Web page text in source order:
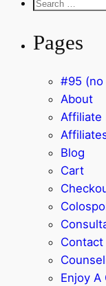
Pages
#95
About
Affiliate
Blog
Cart
Contact
Enjoy A